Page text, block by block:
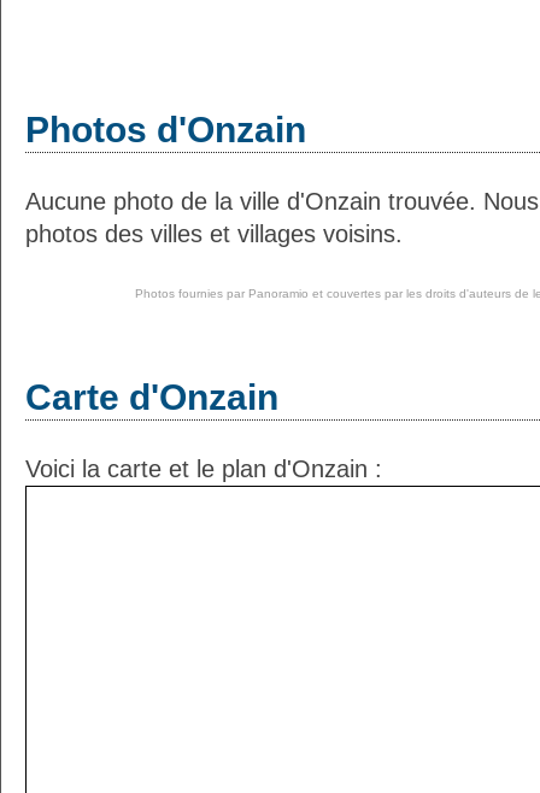
Photos d'Onzain
Aucune photo de la ville d'Onzain trouvée.
photos des villes et villages voisins.
Photos fournies par Panoramio et couvertes par les droits d'auteurs de
Carte d'Onzain
Voici la carte et le plan d'Onzain :